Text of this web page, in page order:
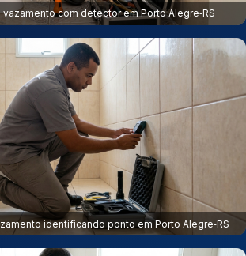
com detector em Porto Alegre‑RS
identificando ponto em Porto Alegre‑RS